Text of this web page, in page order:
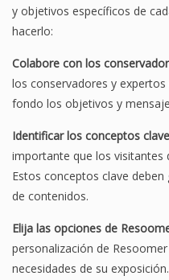
y objetivos específicos de
hacerlo:
Colabore con los
los conservadores y
fondo los objetivos y
Identificar los conceptos
importante que los visitantes
Estos conceptos clave
de contenidos.
Elija las opciones de
personalización de
necesidades de su